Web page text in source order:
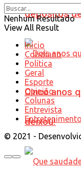
depósitos
Cinco anos
deixou!
Nenhum Resultado
View All Result
Início
Cotidiano
Política
Geral
Esporte
Opinião
Colunas
Entrevista
Entretenimento
© 2021 -